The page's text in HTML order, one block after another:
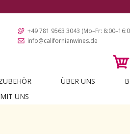
+49 781 9563 3043 (Mo–Fr:
info@californianwines.de
ÜBER UNS
UNS